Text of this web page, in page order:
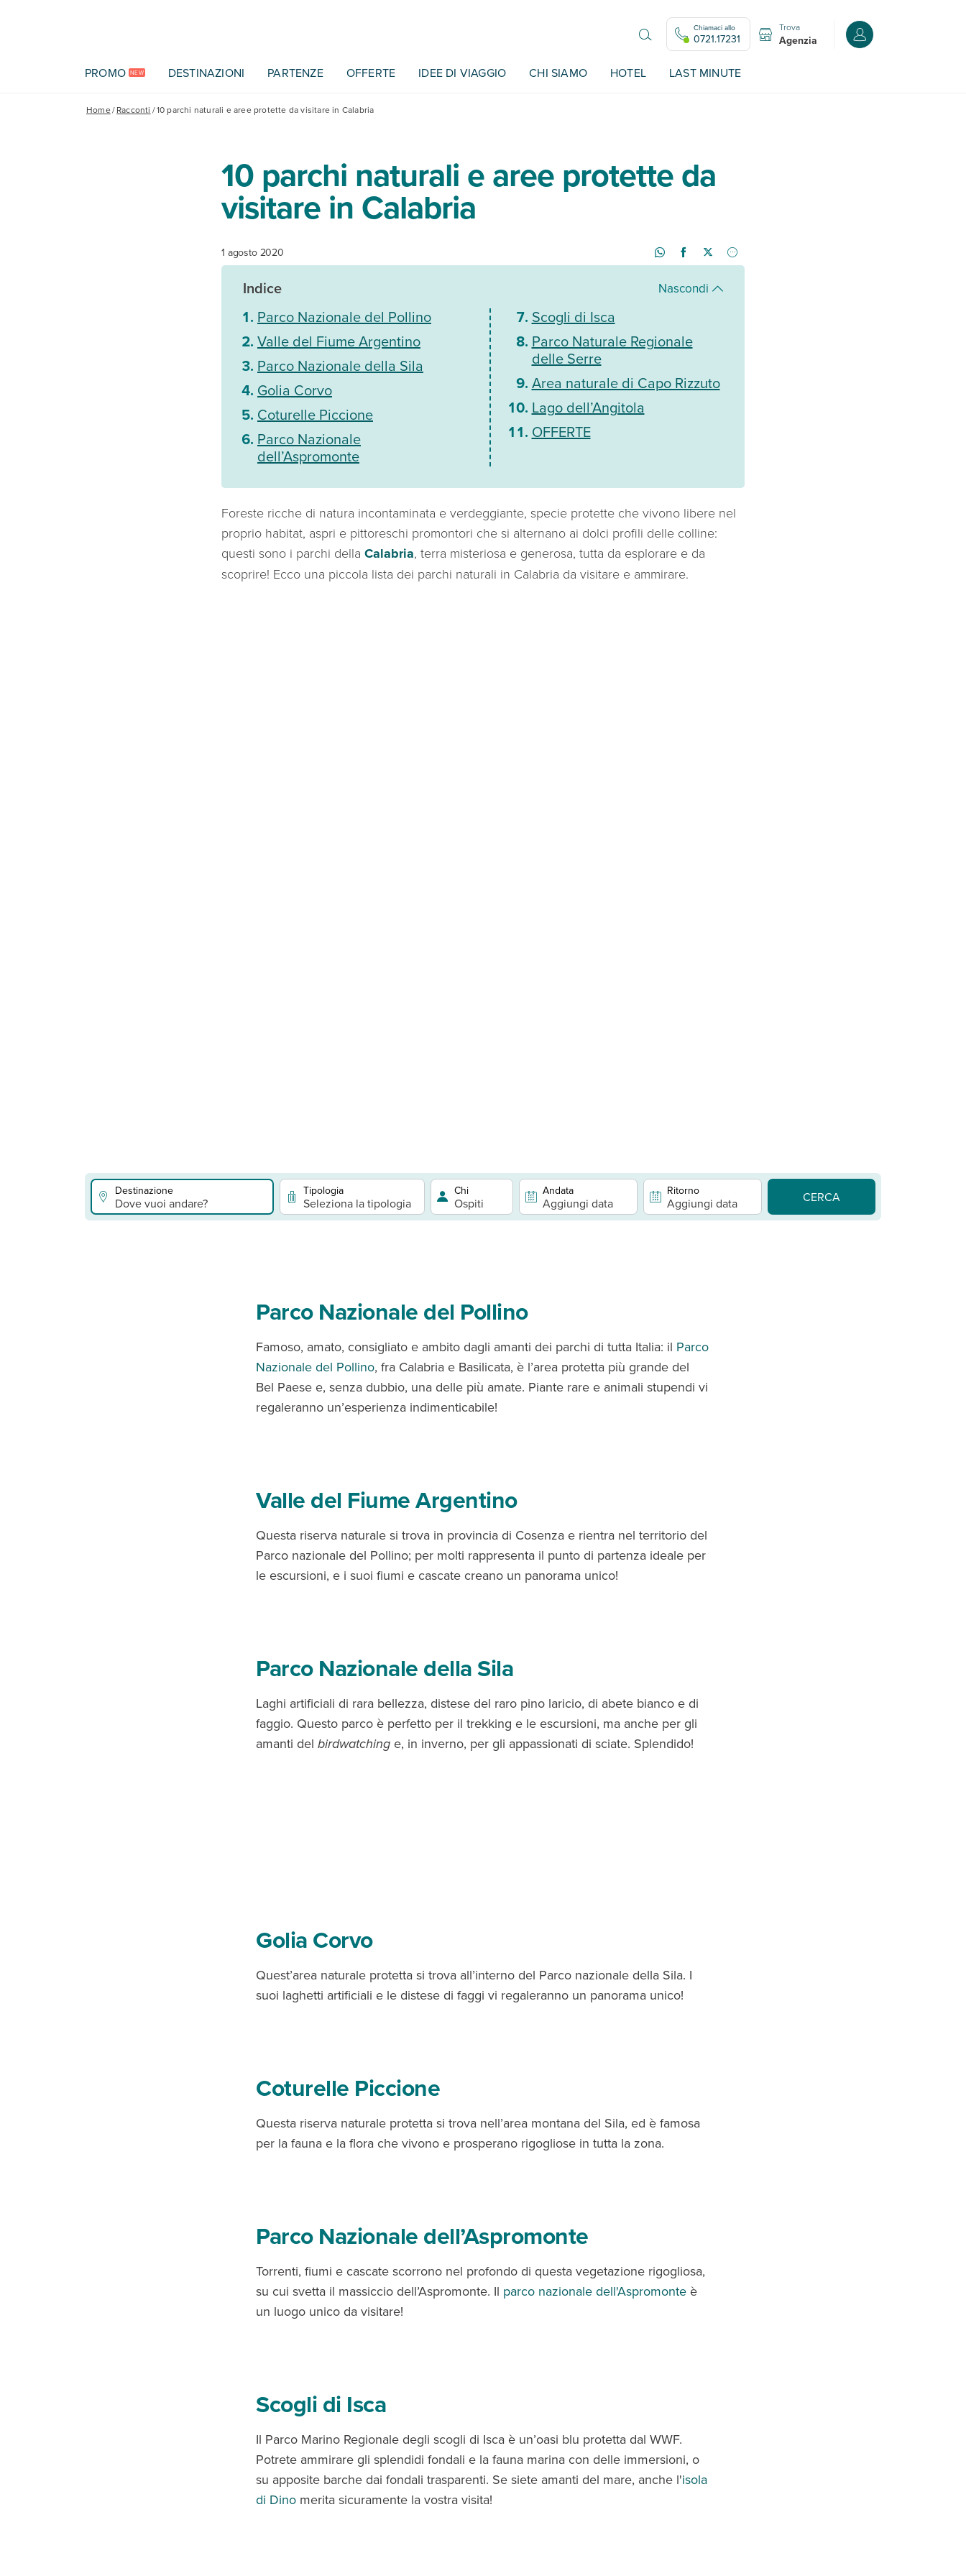
Chiamaci allo
0721.17231
Trova
Agenzia Accedi o registrati
PROMO NEW DESTINAZIONI PARTENZE OFFERTE IDEE DI VIAGGIO CHI SIAMO HOTEL LAST MINUTE
Home/Racconti /10 parchi naturali e aree protette da visitare in Calabria
10 parchi naturali e aree protette da
visitare in Calabria
1 agosto 2020
Indice Nascondi
Parco Nazionale del Pollino
Valle del Fiume Argentino
Parco Nazionale della Sila
Golia Corvo
Coturelle Piccione
Parco Nazionale
dell’Aspromonte
Scogli di Isca
Parco Naturale Regionale
delle Serre
Area naturale di Capo Rizzuto
Lago dell’Angitola
OFFERTE
Foreste ricche di natura incontaminata e verdeggiante, specie protette che vivono libere nel
proprio habitat, aspri e pittoreschi promontori che si alternano ai dolci profili delle colline:
questi sono i parchi della Calabria, terra misteriosa e generosa, tutta da esplorare e da
scoprire! Ecco una piccola lista dei parchi naturali in Calabria da visitare e ammirare.
Destinazione
Dove vuoi andare?
Tipologia
Seleziona la tipologia
Chi
Ospiti
Andata
Aggiungi data
Ritorno
Aggiungi data CERCA
Parco Nazionale del Pollino
Famoso, amato, consigliato e ambito dagli amanti dei parchi di tutta Italia: il Parco
Nazionale del Pollino, fra Calabria e Basilicata, è l’area protetta più grande del
Bel Paese e, senza dubbio, una delle più amate. Piante rare e animali stupendi vi
regaleranno un’esperienza indimenticabile!
Valle del Fiume Argentino
Questa riserva naturale si trova in provincia di Cosenza e rientra nel territorio del
Parco nazionale del Pollino; per molti rappresenta il punto di partenza ideale per
le escursioni, e i suoi fiumi e cascate creano un panorama unico!
Parco Nazionale della Sila
Laghi artificiali di rara bellezza, distese del raro pino laricio, di abete bianco e di
faggio. Questo parco è perfetto per il trekking e le escursioni, ma anche per gli
amanti del birdwatching e, in inverno, per gli appassionati di sciate. Splendido!
Golia Corvo
Quest’area naturale protetta si trova all’interno del Parco nazionale della Sila. I
suoi laghetti artificiali e le distese di faggi vi regaleranno un panorama unico!
Coturelle Piccione
Questa riserva naturale protetta si trova nell’area montana del Sila, ed è famosa
per la fauna e la flora che vivono e prosperano rigogliose in tutta la zona.
Parco Nazionale dell’Aspromonte
Torrenti, fiumi e cascate scorrono nel profondo di questa vegetazione rigogliosa,
su cui svetta il massiccio dell’Aspromonte. Il parco nazionale dell'Aspromonte è
un luogo unico da visitare!
Scogli di Isca
Il Parco Marino Regionale degli scogli di Isca è un’oasi blu protetta dal WWF.
Potrete ammirare gli splendidi fondali e la fauna marina con delle immersioni, o
su apposite barche dai fondali trasparenti. Se siete amanti del mare, anche l'isola
di Dino merita sicuramente la vostra visita!